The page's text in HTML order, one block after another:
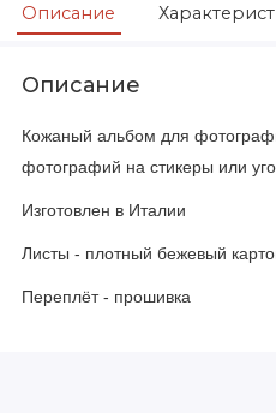
Описание
Описание
Кожаный альбом для
фотографий на стикеры или
Изготовлен в Италии
Листы - плотный бежевый
Переплёт - прошивка